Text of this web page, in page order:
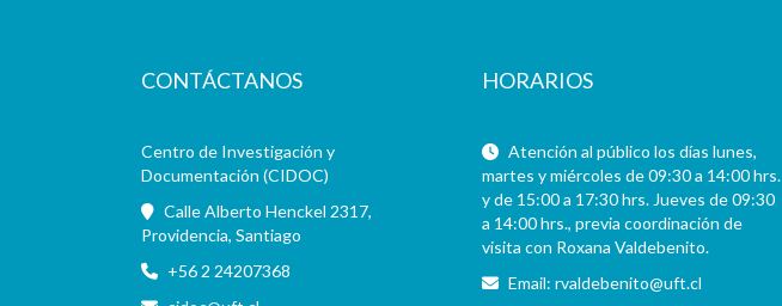
CONTÁCTANOS
Centro de Investigación y
Documentación (CIDOC)
Calle Alberto Henckel 2317,
Providencia, Santiago
+56 2 24207368
HORARIOS
Atención al público los días lunes,
martes y miércoles de 09:30 a 14:00 hrs.
y de 15:00 a 17:30 hrs. Jueves de 09:30
a 14:00 hrs., previa coordinación de
visita con Roxana Valdebenito.
Email:rvaldebenito@uft.cl